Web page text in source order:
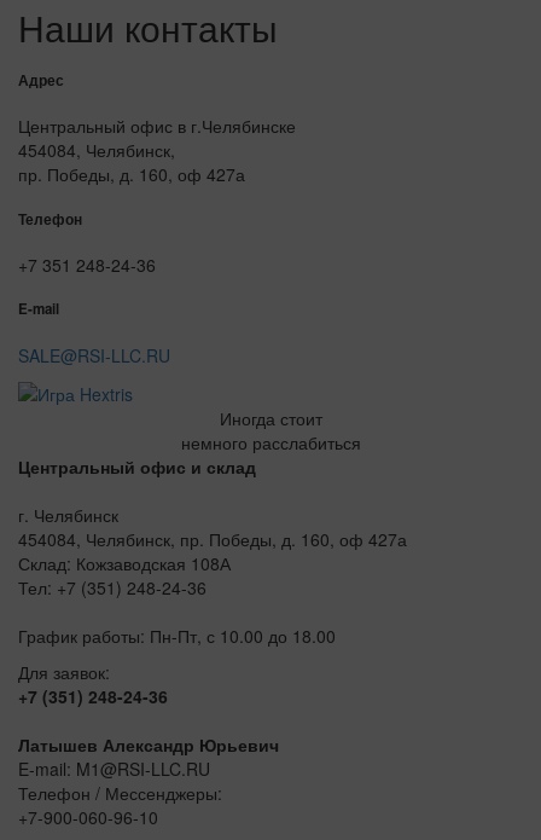
Наши контакты
Адрес
Центральный офис в г.Челябинске
454084, Челябинск,
пр. Победы, д. 160, оф 427а
Телефон
+7 351 248-24-36
E-mail
SALE@RSI-LLC.RU
Иногда стоит
немного расслабиться
Центральный офис и склад
г. Челябинск
454084, Челябинск, пр. Победы, д. 160, оф 427а
Склад: Кожзаводская 108А
Тел: +7 (351) 248-24-36
График работы: Пн-Пт, с 10.00 до 18.00
Для заявок:
+7 (351) 248-24-36
Латышев Александр Юрьевич
E-mail: M1@RSI-LLC.RU
Телефон / Мессенджеры:
+7-900-060-96-10